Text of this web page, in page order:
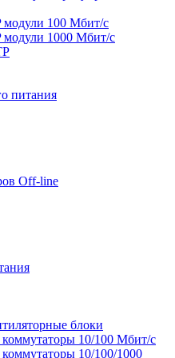
100 Мбит/c
1000 Мбит/c
питания
Off-line
блоки
10/100 Мбит/с
10/100/1000